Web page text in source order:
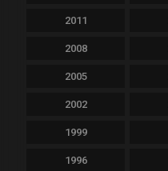
2011
2008
2005
2002
1999
1996